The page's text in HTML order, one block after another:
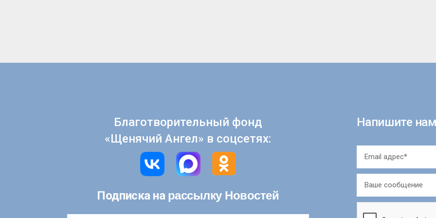
Благотворительный фонд
«Щенячий Ангел» в соцсетях:
Подписка на рассылку Новостей
Напишите